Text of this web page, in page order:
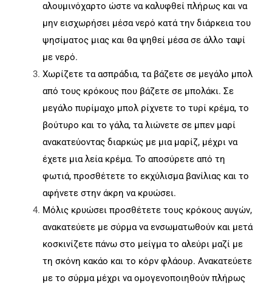
αλουμινόχαρτο ώστε να καλυφθεί πλήρως και να
μην εισχωρήσει μέσα νερό κατά την διάρκεια του
ψησίματος μιας και θα ψηθεί μέσα σε άλλο ταψί
με νερό.
Χωρίζετε τα ασπράδια, τα βάζετε σε μεγάλο μπολ
από τους κρόκους που βάζετε σε μπολάκι. Σε
μεγάλο πυρίμαχο μπολ ρίχνετε το τυρί κρέμα, το
βούτυρο και το γάλα, τα λιώνετε σε μπεν μαρί
ανακατεύοντας διαρκώς με μια μαρίζ, μέχρι να
έχετε μια λεία κρέμα. Το αποσύρετε από τη
φωτιά, προσθέτετε το εκχύλισμα βανίλιας και το
αφήνετε στην άκρη να κρυώσει.
Μόλις κρυώσει προσθέτετε τους κρόκους αυγών,
ανακατεύετε με σύρμα να ενσωματωθούν και μετά
κοσκινίζετε πάνω στο μείγμα το αλεύρι μαζί με
τη σκόνη κακάο και το κόρν φλάουρ. Ανακατεύετε
με το σύρμα μέχρι να ομογενοποιηθούν πλήρως